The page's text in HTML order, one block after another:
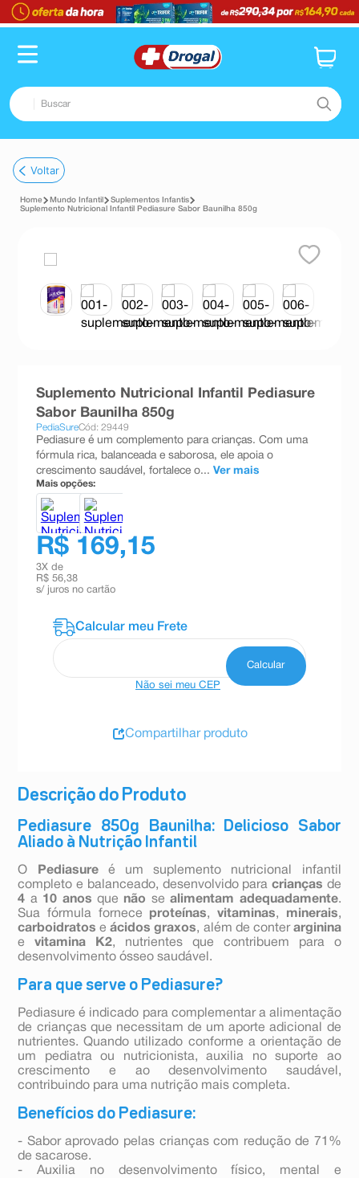
Buscar
1º fralda
2º dipirona
tadalafila
minoxidil
desodorante
absorvente
10ºshampoo
Voltar
Mundo Infantil
Suplementos Infantis
Suplemento Nutricional Infantil Pediasure Sabor Baunilha 850g
Descrição do Produto
Pediasure 850g Baunilha: Delicioso Sabor
Aliado à Nutrição Infantil
O Pediasure é um suplemento nutricional infantil
completo e balanceado, desenvolvido para crianças de
4 a 10 anos que não sealimentam adequadamente.
Sua fórmula fornece proteínas, vitaminas, minerais,
carboidratos eácidos graxos, além de conter arginina
evitamina K2, nutrientes que contribuem para o
desenvolvimento ósseo saudável.
Para que serve o Pediasure?
Pediasure é indicado para complementar a alimentação
de crianças que necessitam de um aporte adicional de
nutrientes. Quando utilizado conforme a orientação de
um pediatra ou nutricionista, auxilia no suporte ao
crescimento e ao desenvolvimento saudável,
contribuindo para uma nutrição mais completa.
Benefícios do Pediasure:
- Sabor aprovado pelas crianças com redução de 71%
de sacarose.
- Auxilia no desenvolvimento físico, mental e
Suplemento Nutricional Infantil Pediasure
Sabor Baunilha 850g
PediaSureCód: 29449
Pediasure é um complemento para crianças. Com uma
fórmula rica, balanceada e saborosa, ele apoia o
crescimento saudável, fortalece o... Ver mais
Mais opções:
R$ 169,15
3X de
R$ 56,38
s/ juros no cartão
Não sei meu CEP
Compartilhar produto